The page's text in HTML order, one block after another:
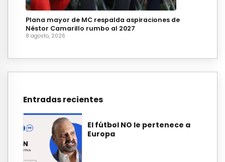
Plana mayor de MC respalda aspiraciones de
Néstor Camarillo rumbo al 2027
8 agosto, 2026
Entradas recientes
El fútbol NO le pertenece a
Europa